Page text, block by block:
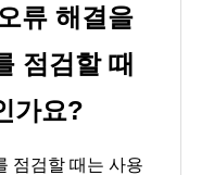
류 해결을
점검할 때
가요?
점검할 때는 사용